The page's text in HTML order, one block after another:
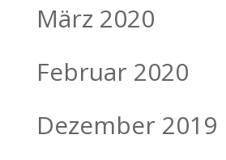
März 2020
Februar 2020
Dezember 2019